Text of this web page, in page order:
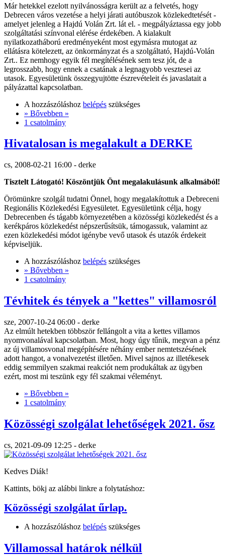
Már hetekkel ezelott nyilvánosságra került az a felvetés, hogy
Debrecen város vezetése a helyi járati autóbuszok közlekedtetését -
amelyet jelenleg a Hajdú Volán Zrt. lát el. - megpályáztassa egy jobb
szolgáltatási színvonal elérése érdekében. A kialakult
nyilatkozatháború eredményeként most egymásra mutogat az
ellátásra kötelezett, az önkormányzat és a szolgáltató, Hajdú-Volán
Zrt.. Ez nemhogy egyik fél megítélésének sem tesz jót, de a
legrosszabb, hogy ennek a csatának a legnagyobb vesztesei az
utasok. Egyesületünk összegyujtötte észrevételeit és javaslatait a
pályázattal kapcsolatban.
A hozzászóláshoz belépés szükséges
» Bővebben »
1 csatolmány
Hivatalosan is megalakult a DERKE
cs, 2008-02-21 16:00 - derke
Tisztelt Látogató! Köszöntjük Önt megalakulásunk alkalmából!
Örömünkre szolgál tudatni Önnel, hogy megalakítottuk a Debreceni
Regionális Közlekedési Egyesületet. Egyesületünk célja, hogy
Debrecenben és tágabb környezetében a közösségi közlekedést és a
kerékpáros közlekedést népszerűsítsük, támogassuk, valamint az
ezen közlekedési módot igénybe vevő utasok és utazók érdekeit
képviseljük.
A hozzászóláshoz belépés szükséges
» Bővebben »
1 csatolmány
Tévhitek és tények a "kettes" villamosról
sze, 2007-10-24 06:00 - derke
Az elmúlt hetekben többször fellángolt a vita a kettes villamos
nyomvonalával kapcsolatban. Most, hogy úgy tűnik, megvan a pénz
az új villamosvonal megépítésére néhány ember nemtetszésének
adott hangot, a vonalvezetést illetően. Mivel sajnos az illetékesek
eddig semmilyen szakmai reakciót nem produkáltak az ügyben
ezért, most mi teszünk egy fél szakmai véleményt.
» Bővebben »
1 csatolmány
Közösségi szolgálat lehetőségek 2021. ősz
cs, 2021-09-09 12:25 - derke
Kedves Diák!
Kattints, bökj az alábbi linkre a folytatáshoz:
Közösségi szolgálat űrlap.
A hozzászóláshoz belépés szükséges
Villamossal határok nélkül